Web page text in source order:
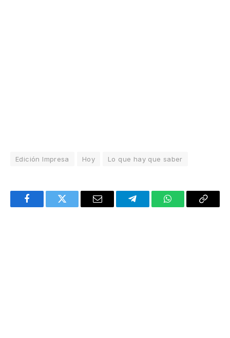
Edición Impresa Hoy Lo que hay que saber
FacebookTwitter Email TelegramWhatsAppCopy